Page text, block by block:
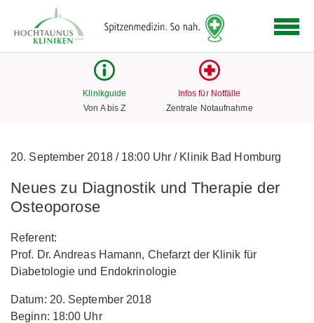
Link
zur
Klinikguide
Von A bis Z
Infos für Notfälle
Zentrale Notaufnahme
20. September 2018 /18:00 Uhr/Klinik Bad Homburg
Neues zu Diagnostik und Therapie der
Osteoporose
Referent:
Prof. Dr. Andreas Hamann, Chefarzt der Klinik für
Diabetologie und Endokrinologie
Datum: 20. September 2018
Beginn: 18:00 Uhr